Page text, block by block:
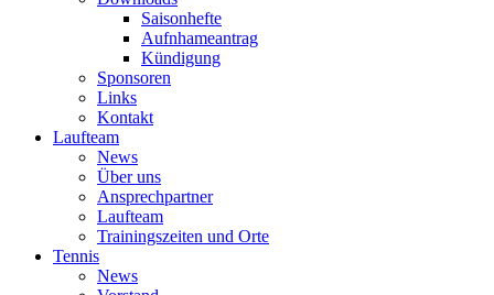
Saisonhefte
Aufnhameantrag
Kündigung
Sponsoren
Links
Kontakt
Laufteam
News
Über uns
Ansprechpartner
Laufteam
Trainingszeiten und Orte
Tennis
News